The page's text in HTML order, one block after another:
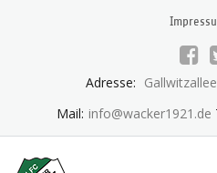
Adresse:
Mail: info@wacker1921.de